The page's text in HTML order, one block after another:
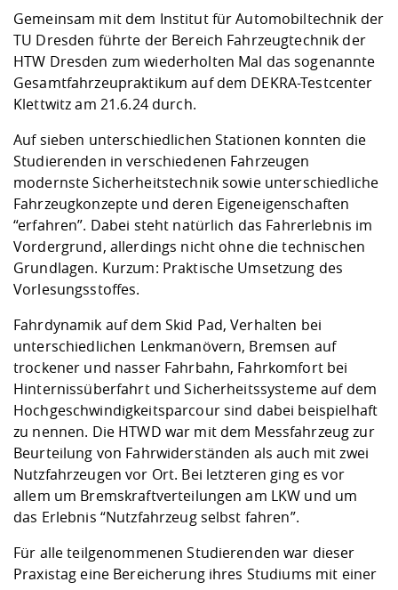
Vorbereitung
Studien- und
und Physik
Digitales Lernen
Fremdsprachen
Jobs, Praktika,
Studieren in
Lebenslagen
Studentenwerk
Angebote der
Arbeit
Career Service
Lehren,
Weiterbilden im
Formulare und
Internationale
Formulare und
FIS -
Prototyping und
Kooperationen
Kontakt &
Klimaschutz &
Förderverein
Gremien und
Informatik/
Landbau/
Maschinenbau
Angebote für Unternehmen
Kontakt und Anfahrt
Gemeinsam mit dem Institut für Automobiltechnik der
TU Dresden führte der Bereich Fahrzeugtechnik der
HTW Dresden zum wiederholten Mal das sogenannte
Gesamtfahrzeupraktikum auf dem DEKRA-Testcenter
Klettwitz am 21.6.24 durch.
Auf sieben unterschiedlichen Stationen konnten die
Studierenden in verschiedenen Fahrzeugen
modernste Sicherheitstechnik sowie unterschiedliche
Fahrzeugkonzepte und deren Eigeneigenschaften
“erfahren”. Dabei steht natürlich das Fahrerlebnis im
Vordergrund, allerdings nicht ohne die technischen
Grundlagen. Kurzum: Praktische Umsetzung des
Vorlesungsstoffes.
Fahrdynamik auf dem Skid Pad, Verhalten bei
unterschiedlichen Lenkmanövern, Bremsen auf
trockener und nasser Fahrbahn, Fahrkomfort bei
Hinternissüberfahrt und Sicherheitssysteme auf dem
Hochgeschwindigkeitsparcour sind dabei beispielhaft
zu nennen. Die HTWD war mit dem Messfahrzeug zur
Beurteilung von Fahrwiderständen als auch mit zwei
Nutzfahrzeugen vor Ort. Bei letzteren ging es vor
allem um Bremskraftverteilungen am LKW und um
das Erlebnis “Nutzfahrzeug selbst fahren”.
Für alle teilgenommenen Studierenden war dieser
Praxistag eine Bereicherung ihres Studiums mit einer